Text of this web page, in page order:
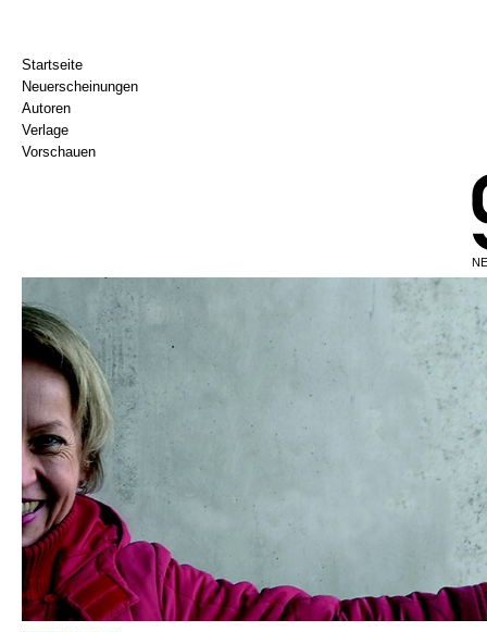
Startseite
Neuerscheinungen
Autoren
Verlage
Vorschauen